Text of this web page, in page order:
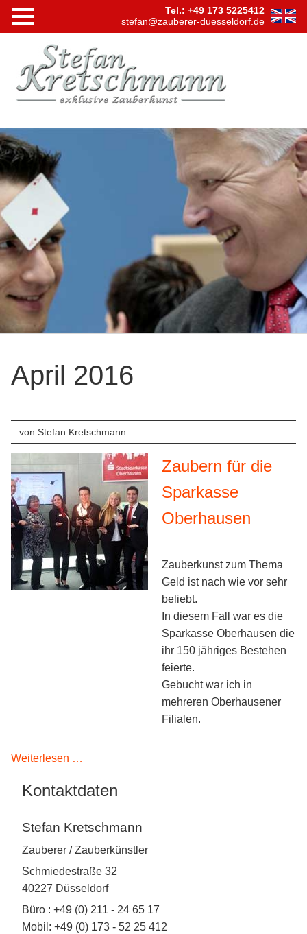
Tel.: +49 173 5225412
stefan@zauberer-duesseldorf.de
Hypnose
Virtuelle
Events
Kontakt
April 2016
von Stefan Kretschmann
Zaubern für die
Sparkasse
Oberhausen
Zauberkunst zum Thema
Geld ist nach wie vor sehr
beliebt.
In diesem Fall war es die
Sparkasse Oberhausen die
ihr 150 jähriges Bestehen
feierte.
Gebucht war ich in
mehreren Oberhausener
Filialen.
Weiterlesen …
die
Oberhausen
Kontaktdaten
Stefan Kretschmann
Zauberer / Zauberkünstler
Schmiedestraße 32
40227 Düsseldorf
Büro : +49 (0) 211 - 24 65 17
Mobil: +49 (0) 173 - 52 25 412